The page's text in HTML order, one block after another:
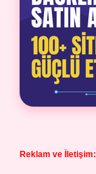
Reklam ve İletişim: